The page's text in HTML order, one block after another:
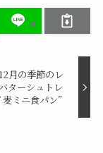
月の季節のレ
ターシュトレ
麦ミニ食パン”